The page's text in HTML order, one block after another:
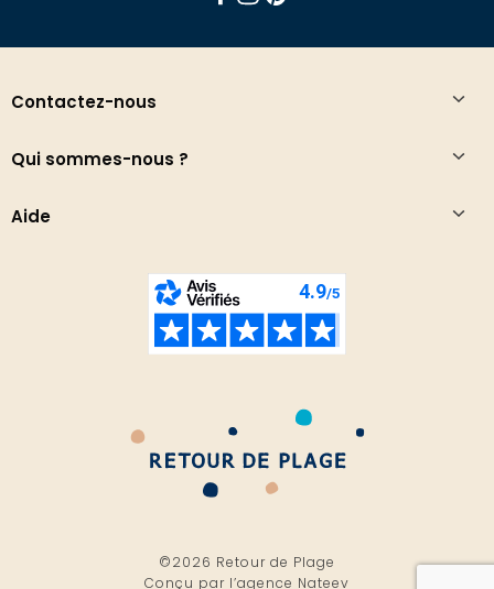
Contactez-nous
Qui sommes-nous ?
Aide
©2026 Retour de Plage
Conçu par l’agence Nateev